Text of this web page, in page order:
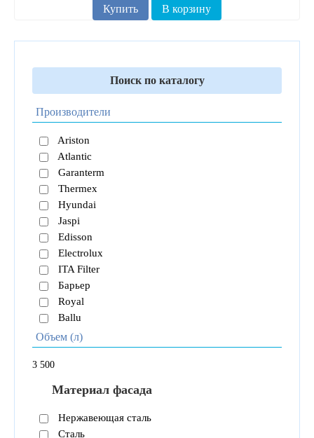
Купить
В корзину
Поиск по каталогу
Производители
Ariston
Atlantic
Garanterm
Thermex
Hyundai
Jaspi
Edisson
Electrolux
ITA Filter
Барьер
Royal
Ballu
Объем (л)
3 500
Материал фасада
Нержавеющая сталь
Сталь